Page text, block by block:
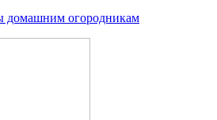
домашним огородникам